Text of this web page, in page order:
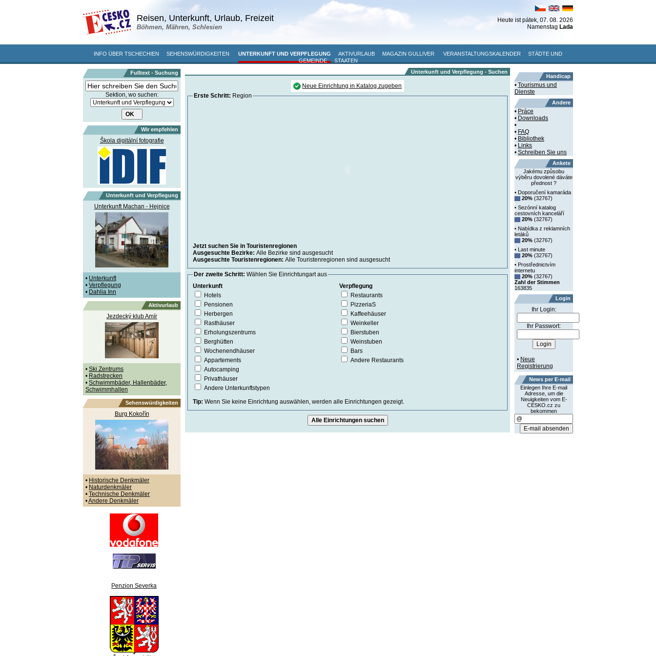
Reisen, Unterkunft, Urlaub, Freizeit
Böhmen, Mähren, Schlesien
Heute istpátek, 07. 08. 2026
Namenstag Lada
INFO ÜBER TSCHECHIEN SEHENSWÜRDIGKEITEN UNTERKUNFT UND VERPFLEGUNG AKTIVURLAUB MAGAZIN GULLIVER VERANSTALTUNGSKALENDER
STÄDTE UND
GEMEINDE
STAATEN
Fulltext - Suchung
Sektion, wo suchen:
Wir empfehlen
Škola digitální fotografie
Unterkunft und Verpflegung
Unterkunft Machan - Hejnice
• Unterkunft
• Verpflegung
• Dahlia Inn
Aktivurlaub
Jezdecký klub Amír
• Ski Zentrums
• Radstrecken
• Schwimmbäder, Hallenbäder,
Schwimmhallen
Sehenswürdigkeiten
Burg Kokořín
• Historische Denkmäler
• Naturdenkmäler
• Technische Denkmäler
•Andere Denkmäler
Penzion Severka
Unterkunft und Verpflegung - Suchen
Neue Einrichtung in Katalog zugeben
Erste Schritt: Region
Jetzt suchen Sie in Touristenregionen
Ausgesuchte Bezirke: Alle Bezirke sind ausgesucht
Ausgesuchte Touristenregionen: Alle Touristenregionen sind ausgesucht
Der zweite Schritt: Wählen Sie Einrichtungart aus
Unterkunft
Hotels
Pensionen
Herbergen
Rasthäuser
Erholungszentrums
Berghütten
Wochenendhäuser
Appartements
Autocamping
Privathäuser
Andere Unterkunftstypen
Verpflegung
Restaurants
PizzeriaS
Kaffeehäuser
Weinkeller
Bierstuben
Weinstuben
Bars
Andere Restaurants
Tip: Wenn Sie keine Einrichtung auswählen, werden alle Einrichtungen gezeigt.
Handicap
• Tourismus und
Dienste
Andere
• Práce
• Downloads
•
• FAQ
• Bibliothek
• Links
• Schreiben Sie uns
Ankete
Jakému způsobu
výběru dovolené dáváte
přednost ?
• Doporučení kamaráda
20% (32767)
• Sezónní katalog
cestovních kanceláří
20% (32767)
• Nabídka z reklamních
letáků
20% (32767)
• Last minute
20% (32767)
• Prostřednictvím
internetu
20% (32767)
Zahl der Stimmen
163835
Login
Ihr Login:
Ihr Passwort:
• Neue
Registrierung
News per E-mail
Einlegen Ihre E-mail
Adresse, um die
Neuigkeiten vom E-
CESKO.cz zu
bekommen